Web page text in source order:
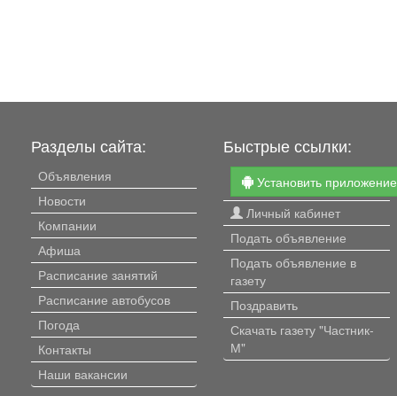
Разделы сайта:
Объявления
Новости
Компании
Афиша
Расписание занятий
Расписание автобусов
Погода
Контакты
Наши вакансии
Быстрые ссылки:
Установить приложение
Личный кабинет
Подать объявление
Подать объявление в
газету
Поздравить
Скачать газету "Частник-
М"